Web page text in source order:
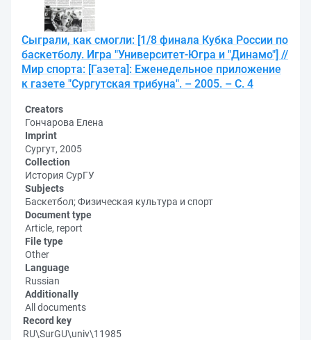
Сыграли, как смогли: [1/8 финала Кубка России по
баскетболу. Игра "Университет-Югра и "Динамо"] //
Мир спорта: [Газета]: Еженедельное приложение
к газете "Сургутская трибуна". – 2005. – С. 4
Creators
Гончарова Елена
Imprint
Сургут, 2005
Collection
История СурГУ
Subjects
Баскетбол; Физическая культура и спорт
Document type
Article, report
File type
Other
Language
Russian
Additionally
All documents
Record key
RU\SurGU\univ\11985